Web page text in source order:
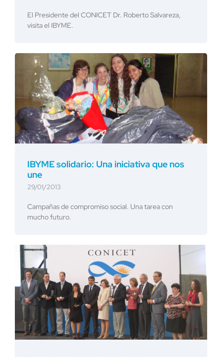
El Presidente del CONICET Dr. Roberto Salvareza,
visita el IBYME.
IBYME solidario: Una iniciativa que nos
une
29/01/2013
Campañas de compromiso social. Una tarea con
mucho futuro.